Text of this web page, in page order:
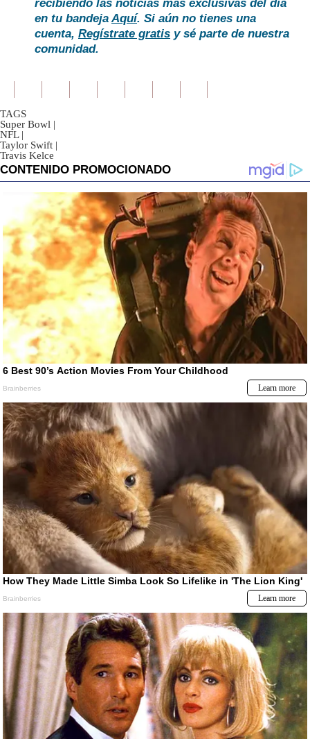
recibiendo las noticias más exclusivas del día
en tu bandejaAquí. Si aún no tienes una
cuenta, Regístrate gratis y sé parte de nuestra
comunidad.
TAGS
Super Bowl |
NFL |
Taylor Swift |
Travis Kelce